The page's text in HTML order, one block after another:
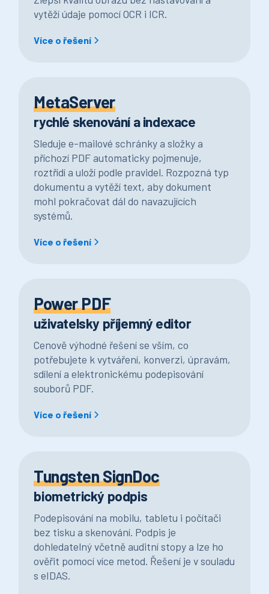
vytěží údaje pomocí OCR i ICR.
Více o řešení
MetaServer
rychlé skenování a indexace
Sleduje e-mailové schránky a složky a
příchozí PDF automaticky pojmenuje,
roztřídí a uloží podle pravidel. Rozpozná typ
dokumentu a vytěží text, aby dokument
mohl pokračovat dál do navazujících
systémů.
Více o řešení
Power PDF
uživatelsky příjemný editor
Cenově výhodné řešení se vším, co
potřebujete k vytváření, konverzi, úpravám,
sdílení a elektronickému podepisování
souborů PDF.
Více o řešení
Tungsten SignDoc
biometrický podpis
Podepisování na mobilu, tabletu i počítači
bez tisku a skenování. Podpis je
dohledatelný včetně auditní stopy a lze ho
ověřit pomocí více metod. Řešení je v souladu
s eIDAS.